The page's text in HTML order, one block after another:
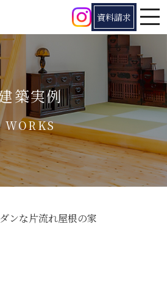
資料請求
築実例
ンな片流れ屋根の家